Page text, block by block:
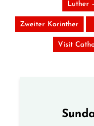
Luther
Zweiter Korinther
Visit